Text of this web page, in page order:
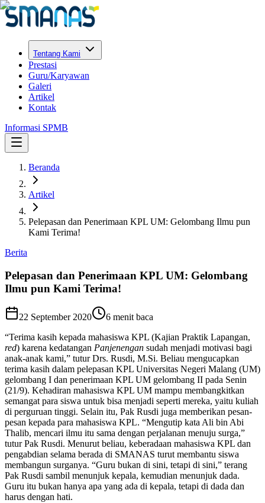
Tentang Kami
Prestasi
Guru/Karyawan
Galeri
Artikel
Kontak
Informasi SPMB
Beranda
Artikel
Pelepasan dan Penerimaan KPL UM: Gelombang Ilmu pun
Kami Terima!
Berita
Pelepasan dan Penerimaan KPL UM: Gelombang
Ilmu pun Kami Terima!
22 September 2020 6 menit baca
“Terima kasih kepada mahasiswa KPL (Kajian Praktik Lapangan,
red) karena kedatangan Panjenengan sudah menjadi motivasi bagi
anak-anak kami,” tutur Drs. Rusdi, M.Si. Beliau mengucapkan
terima kasih dalam pelepasan KPL Universitas Negeri Malang (UM)
gelombang I dan penerimaan KPL UM gelombang II pada Senin
(21/9). Kehadiran mahasiswa KPL UM mampu membangkitkan
semangat para siswa untuk bisa menjadi seperti mereka, yaitu kuliah
di perguruan tinggi. Selain itu, Pak Rusdi juga memberikan pesan-
pesan kepada para mahasiswa KPL. “Mengutip kata Ali bin Abi
Thalib, mencari ilmu itu sama dengan perjalanan menuju surga,”
tutur Pak Rusdi. Menurut beliau, keberadaan mahasiswa KPL dan
pengabdian selama berada di SMANAS turut membantu siswa
membangun surganya. “Guru bukan di sini, tetapi di sini,” terang
Pak Rusdi sambil menunjuk kepala, kemudian menunjuk dada.
Guru itu bukan hanya apa yang ada di kepala, tetapi di dada dan
harus dengan hati.